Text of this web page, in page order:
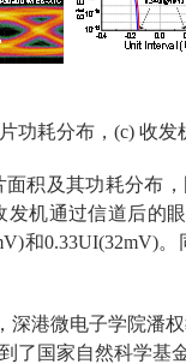
功耗分布，(c) 收
积及其功耗分布
机通过信道后的
和0.33UI(32mV)
深港微电子学院潘
了国家自然科学基